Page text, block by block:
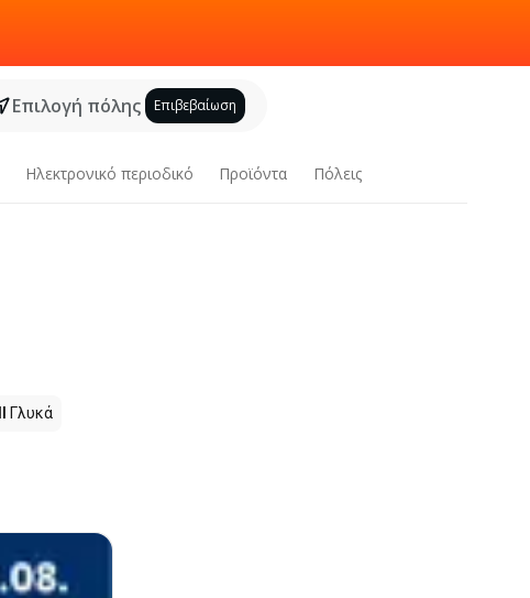
Επιλογή πόλης Επιβεβαίωση
Ηλεκτρονικό περιοδικό Προϊόντα Πόλεις
Γλυκά